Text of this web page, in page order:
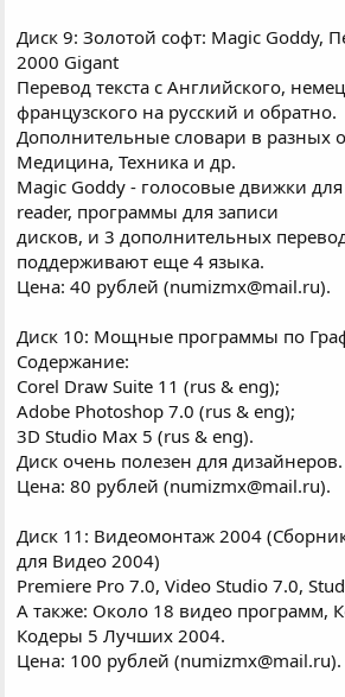
Диск 9: Золотой софт: Magic Goddy,
2000 Gigant
Перевод текста с Английского,
французского на русский и обратно.
Дополнительные словари в разных
Медицина, Техника и др.
Magic Goddy - голосовые движки
reader, программы для записи
дисков, и 3 дополнительных
поддерживают еще 4 языка.
Цена: 40 рублей (numizmx@mail.ru).
Диск 10: Мощные программы по
Содержание:
Corel Draw Suite 11 (rus & eng);
Adobe Photoshop 7.0 (rus & eng);
3D Studio Max 5 (rus & eng).
Диск очень полезен для дизайнеров.
Цена: 80 рублей (numizmx@mail.ru).
Диск 11: Видеомонтаж 2004
для Видео 2004)
Premiere Pro 7.0, Video Studio 7.0,
А также: Около 18 видео программ,
Кодеры 5 Лучших 2004.
Цена: 100 рублей (numizmx@mail.ru).